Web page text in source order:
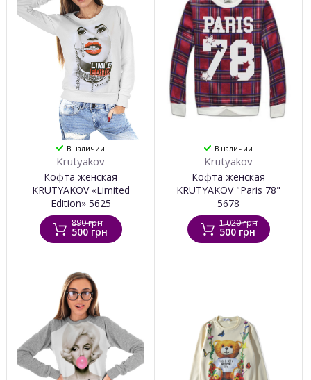
В наличии
Krutyakov
Кофта женская
KRUTYAKOV «Limited
Edition» 5625
890 грн
500 грн
В наличии
Krutyakov
Кофта женская
KRUTYAKOV "Paris 78"
5678
1 020 грн
500 грн